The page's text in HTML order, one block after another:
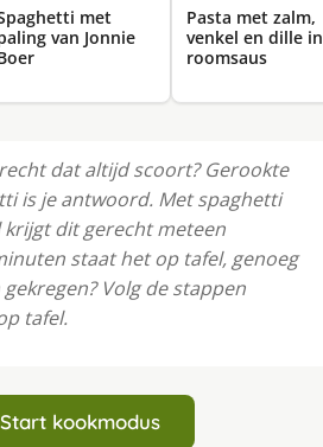
met
van Jonnie
Pasta met zalm,
venkel en dille in
roomsaus
dat altijd scoort? Gerookte
is je antwoord. Met spaghetti
dit gerecht meteen
staat het op tafel, genoeg
Volg de stappen
tafel.
Start kookmodus